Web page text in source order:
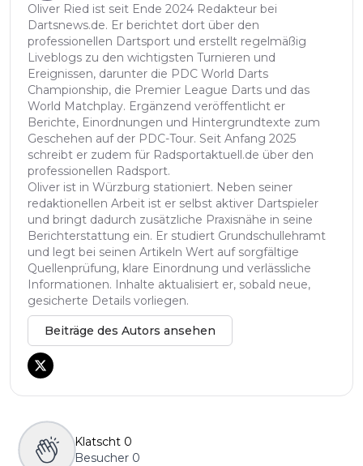
Oliver Ried ist seit Ende 2024 Redakteur bei
Dartsnews.de. Er berichtet dort über den
professionellen Dartsport und erstellt regelmäßig
Liveblogs zu den wichtigsten Turnieren und
Ereignissen, darunter die PDC World Darts
Championship, die Premier League Darts und das
World Matchplay. Ergänzend veröffentlicht er
Berichte, Einordnungen und Hintergrundtexte zum
Geschehen auf der PDC-Tour. Seit Anfang 2025
schreibt er zudem für Radsportaktuell.de über den
professionellen Radsport.
Oliver ist in Würzburg stationiert. Neben seiner
redaktionellen Arbeit ist er selbst aktiver Dartspieler
und bringt dadurch zusätzliche Praxisnähe in seine
Berichterstattung ein. Er studiert Grundschullehramt
und legt bei seinen Artikeln Wert auf sorgfältige
Quellenprüfung, klare Einordnung und verlässliche
Informationen. Inhalte aktualisiert er, sobald neue,
gesicherte Details vorliegen.
Beiträge des Autors ansehen
Klatscht 0
Besucher 0